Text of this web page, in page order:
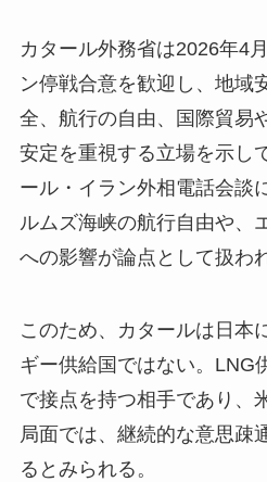
カタール外務省は2026年4
ン停戦合意を歓迎し、地域
全、航行の自由、国際貿易
安定を重視する立場を示し
ール・イラン外相電話会談
ルムズ海峡の航行自由や、
への影響が論点として扱わ
このため、カタールは日本
ギー供給国ではない。LNG
で接点を持つ相手であり、
局面では、継続的な意思疎
るとみられる。